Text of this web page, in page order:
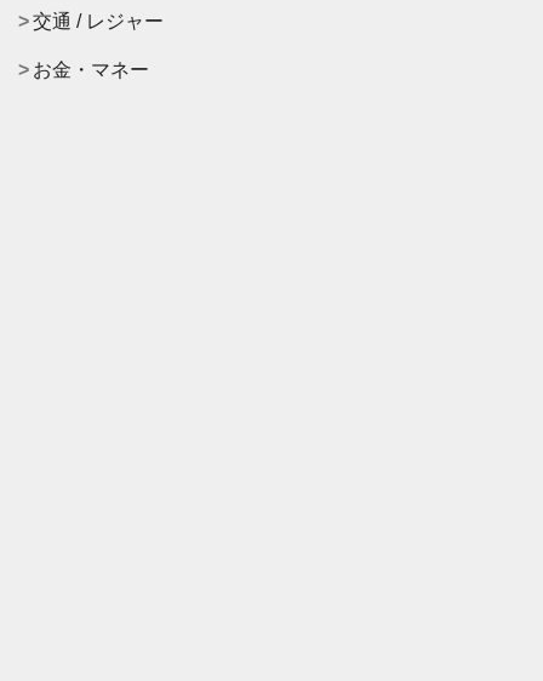
交通 / レジャー
お金・マネー